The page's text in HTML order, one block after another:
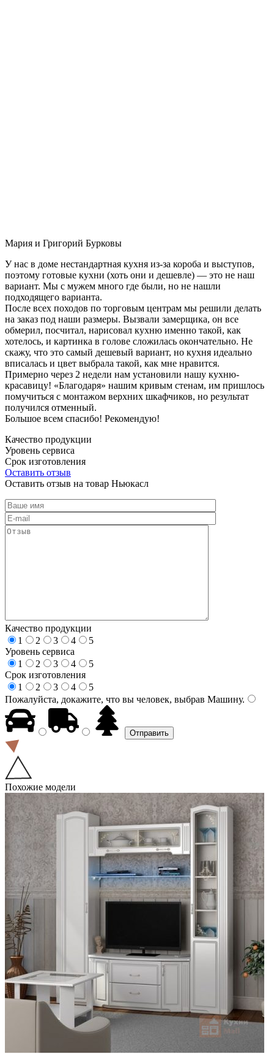
Мария и Григорий Бурковы
У нас в доме нестандартная кухня из-за короба и выступов,
поэтому готовые кухни (хоть они и дешевле) — это не наш
вариант. Мы с мужем много где были, но не нашли
подходящего варианта.
После всех походов по торговым центрам мы решили делать
на заказ под наши размеры. Вызвали замерщика, он все
обмерил, посчитал, нарисовал кухню именно такой, как
хотелось, и картинка в голове сложилась окончательно. Не
скажу, что это самый дешевый вариант, но кухня идеально
вписалась и цвет выбрала такой, как мне нравится.
Примерно через 2 недели нам установили нашу кухню-
красавицу! «Благодаря» нашим кривым стенам, им пришлось
помучиться с монтажом верхних шкафчиков, но результат
получился отменный.
Большое всем спасибо! Рекомендую!
Качество продукции
Уровень сервиса
Срок изготовления
Оставить отзыв
Оставить отзыв на товар Ньюкасл
Качество продукции
1
2 3 4
5
Уровень сервиса
1
2 3 4
5
Срок изготовления
1
2 3 4
5
Пожалуйста, докажите, что вы человек, выбрав Машину.
Похожие модели